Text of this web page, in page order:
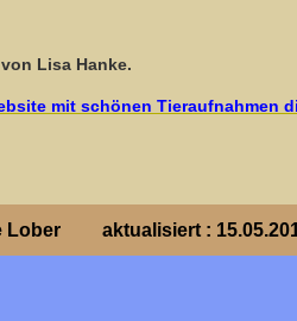
Lisa Hanke.
mit schönen Tieraufnahmen
Lober aktualisiert :